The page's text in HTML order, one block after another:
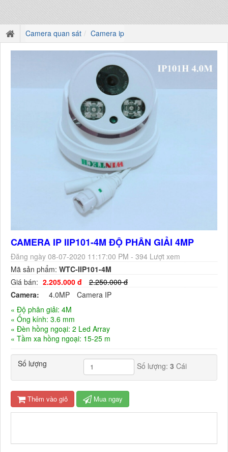
Camera quan sát Camera ip
CAMERA IP IIP101-4M ĐỘ PHÂN GIẢI 4MP
Đăng ngày 08-07-2020 11:17:00 PM - 394 Lượt xem
Mã sản phẩm: WTC-IIP101-4M
Giá bán: 2.205.000 đ
2.250.000 đ
Camera:
4.0MP
Camera IP
« Độ phân giải: 4M
« Ống kính: 3.6 mm
« Đèn hồng ngoại: 2 Led Array
« Tầm xa hồng ngoại: 15-25 m
Số lượng Số lượng:3 Cái
Thêm vào giỏ Mua ngay